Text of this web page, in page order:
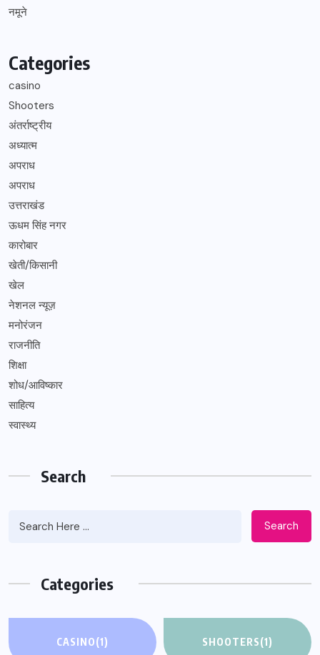
नमूने
Categories
casino
Shooters
अंतर्राष्ट्रीय
अध्यात्म
अपराध
अपराध
उत्तराखंड
ऊधम सिंह नगर
कारोबार
खेती/किसानी
खेल
नेशनल न्यूज़
मनोरंजन
राजनीति
शिक्षा
शोध/आविष्कार
साहित्य
स्वास्थ्य
Search
Search
Categories
CASINO(1) SHOOTERS(1)